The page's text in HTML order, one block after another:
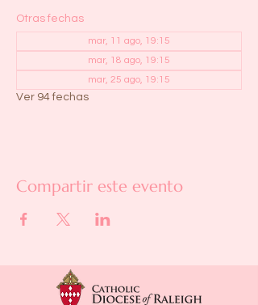
Otras fechas
mar, 11 ago, 19:15
mar, 18 ago, 19:15
mar, 25 ago, 19:15
Ver 94 fechas
Compartir este evento